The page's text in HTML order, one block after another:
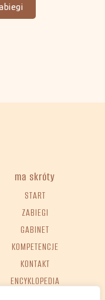
ma skróty
START
ZABIEGI
GABINET
KOMPETENCJE
KONTAKT
ENCYKLOPEDIA